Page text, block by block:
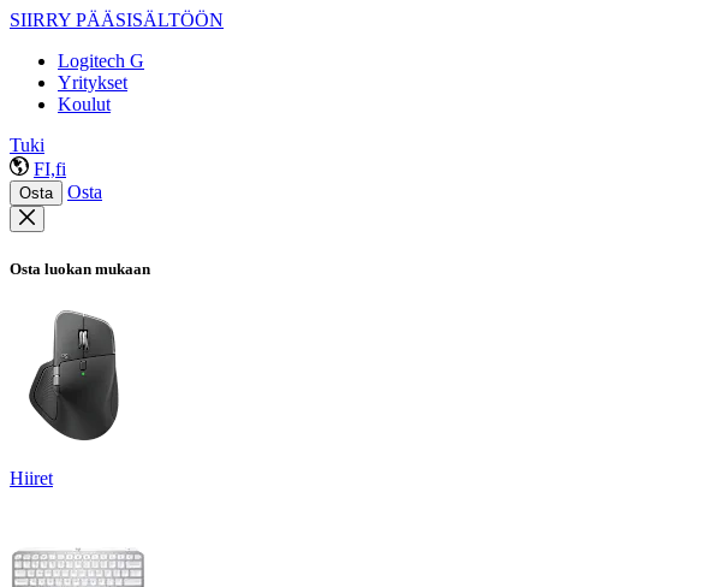
SIIRRY PÄÄSISÄLTÖÖN
Logitech G
Yritykset
Koulut
Tuki
FI,fi
Osta Osta
Osta luokan mukaan
Hiiret